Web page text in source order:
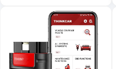
ンプライヤー、アレンレンチ、
アルミ製懐中電灯、多機能ハサ
ミ、黒絶縁テープ、ホーム＆